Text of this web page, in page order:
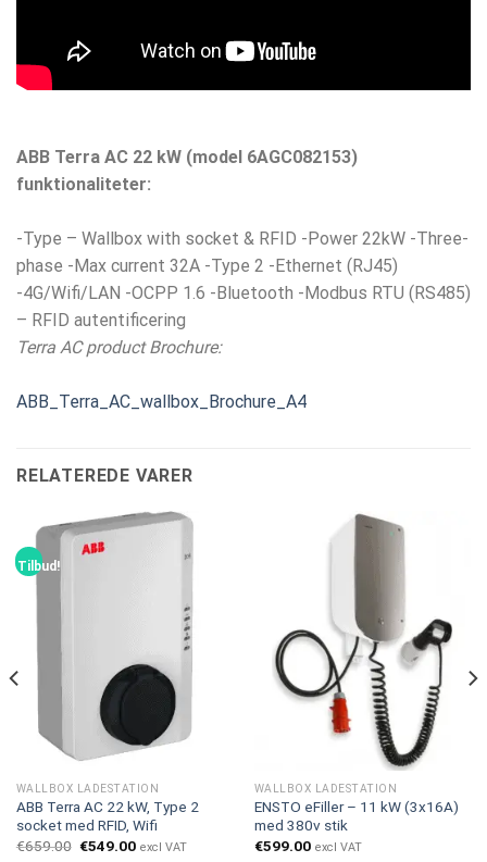
ABB Terra AC 22 kW (model 6AGC082153)
funktionaliteter:
-Type – Wallbox with socket & RFID -Power 22kW -Three-
phase -Max current 32A -Type 2 -Ethernet (RJ45)
-4G/Wifi/LAN -OCPP 1.6 -Bluetooth -Modbus RTU (RS485)
– RFID autentificering
Terra AC product Brochure:
ABB_Terra_AC_wallbox_Brochure_A4
RELATEREDE VARER
Tilbud!
WALLBOX LADESTATION
ABB Terra AC 22 kW, Type 2
socket med RFID, Wifi
€659.00 Den
€549.00Den
excl VAT
WALLBOX LADESTATION
ENSTO eFiller – 11 kW (3x16A)
med 380v stik
€599.00 excl VAT